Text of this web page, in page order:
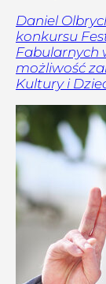
Daniel
konkursu
Fabularnych
możliwość
Kultury i